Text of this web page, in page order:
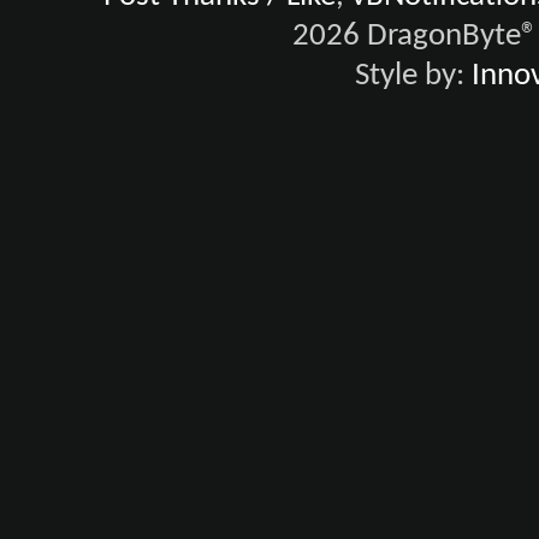
2026
Style by: